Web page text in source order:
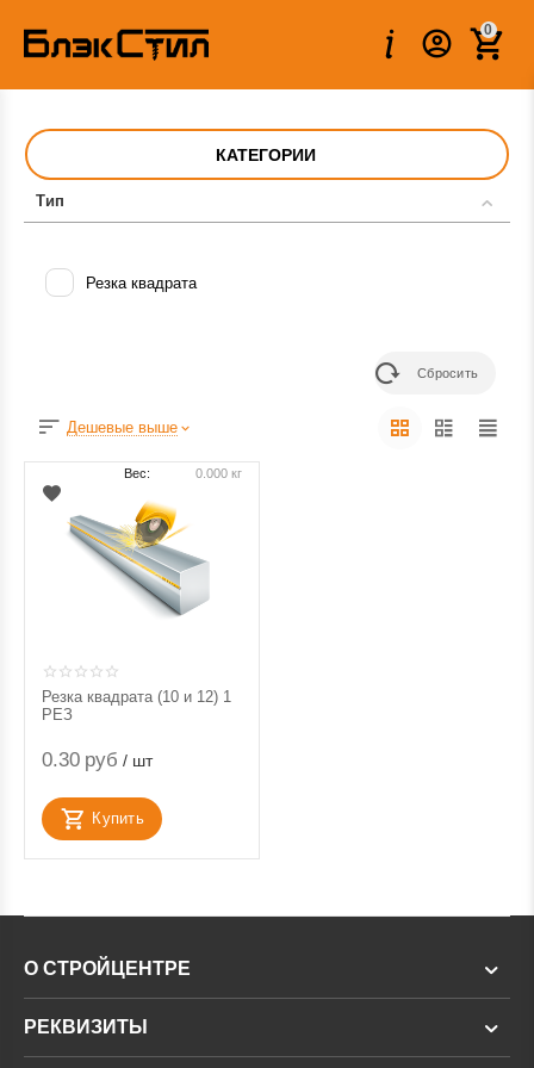
0
КАТЕГОРИИ
Тип
Резка квадрата
Сбросить
Дешевые выше
Резка квадрата (10 и 12) 1
РЕЗ
0.30 руб / шт
Вес: 0.000 кг
Купить
О СТРОЙЦЕНТРЕ
РЕКВИЗИТЫ